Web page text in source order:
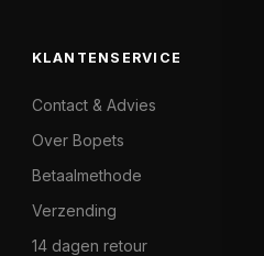
KLANTENSERVICE
Contact & Advies
Over Bopets
Betaalmethode
Verzending
14 dagen retour